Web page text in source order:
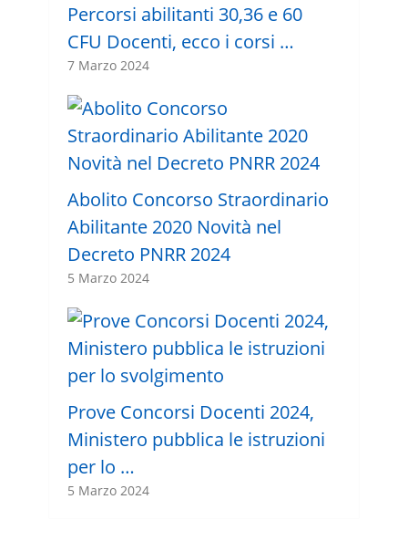
Percorsi abilitanti 30,36 e 60
CFU Docenti, ecco i corsi …
7 Marzo 2024
Abolito Concorso Straordinario
Abilitante 2020 Novità nel
Decreto PNRR 2024
5 Marzo 2024
Prove Concorsi Docenti 2024,
Ministero pubblica le istruzioni
per lo …
5 Marzo 2024